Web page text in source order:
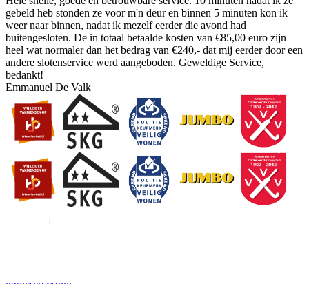
gebeld heb stonden ze voor m'n deur en binnen 5 minuten kon ik
weer naar binnen, nadat ik mezelf eerder die avond had
buitengesloten. De in totaal betaalde kosten van €85,00 euro zijn
heel wat normaler dan het bedrag van €240,- dat mij eerder door een
andere slotenservice werd aangeboden. Geweldige Service,
bedankt!
Emmanuel De Valk